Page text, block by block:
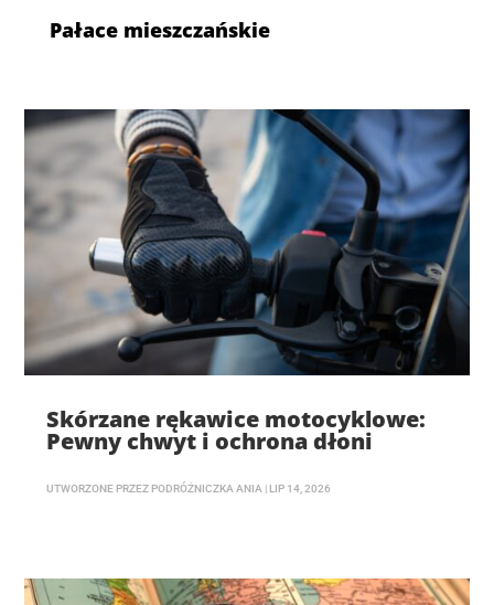
Pałace mieszczańskie
Skórzane rękawice motocyklowe:
Pewny chwyt i ochrona dłoni
UTWORZONE PRZEZ PODRÓŻNICZKA ANIA LIP 14, 2026